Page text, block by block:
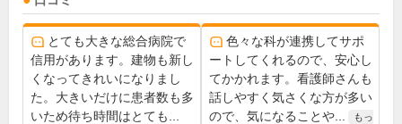
とても大きな総合病院で
信用があります。建物も新し
くなってきれいになりまし
た。大きいだけに患者数も多
いため待ち時間はとても...
色々な科が連携してサポ
ートしてくれるので、安心し
てかかれます。看護師さんも
話しやすく気さくな方が多い
ので、気になることや...
もっ